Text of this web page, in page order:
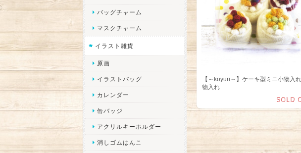
【～koyuri～】ケーキ型ミニ小物入
物入れ
SOLD
バッグチャーム
マスクチャーム
イラスト雑貨
原画
イラストバッグ
カレンダー
缶バッジ
アクリルキーホルダー
消しゴムはんこ